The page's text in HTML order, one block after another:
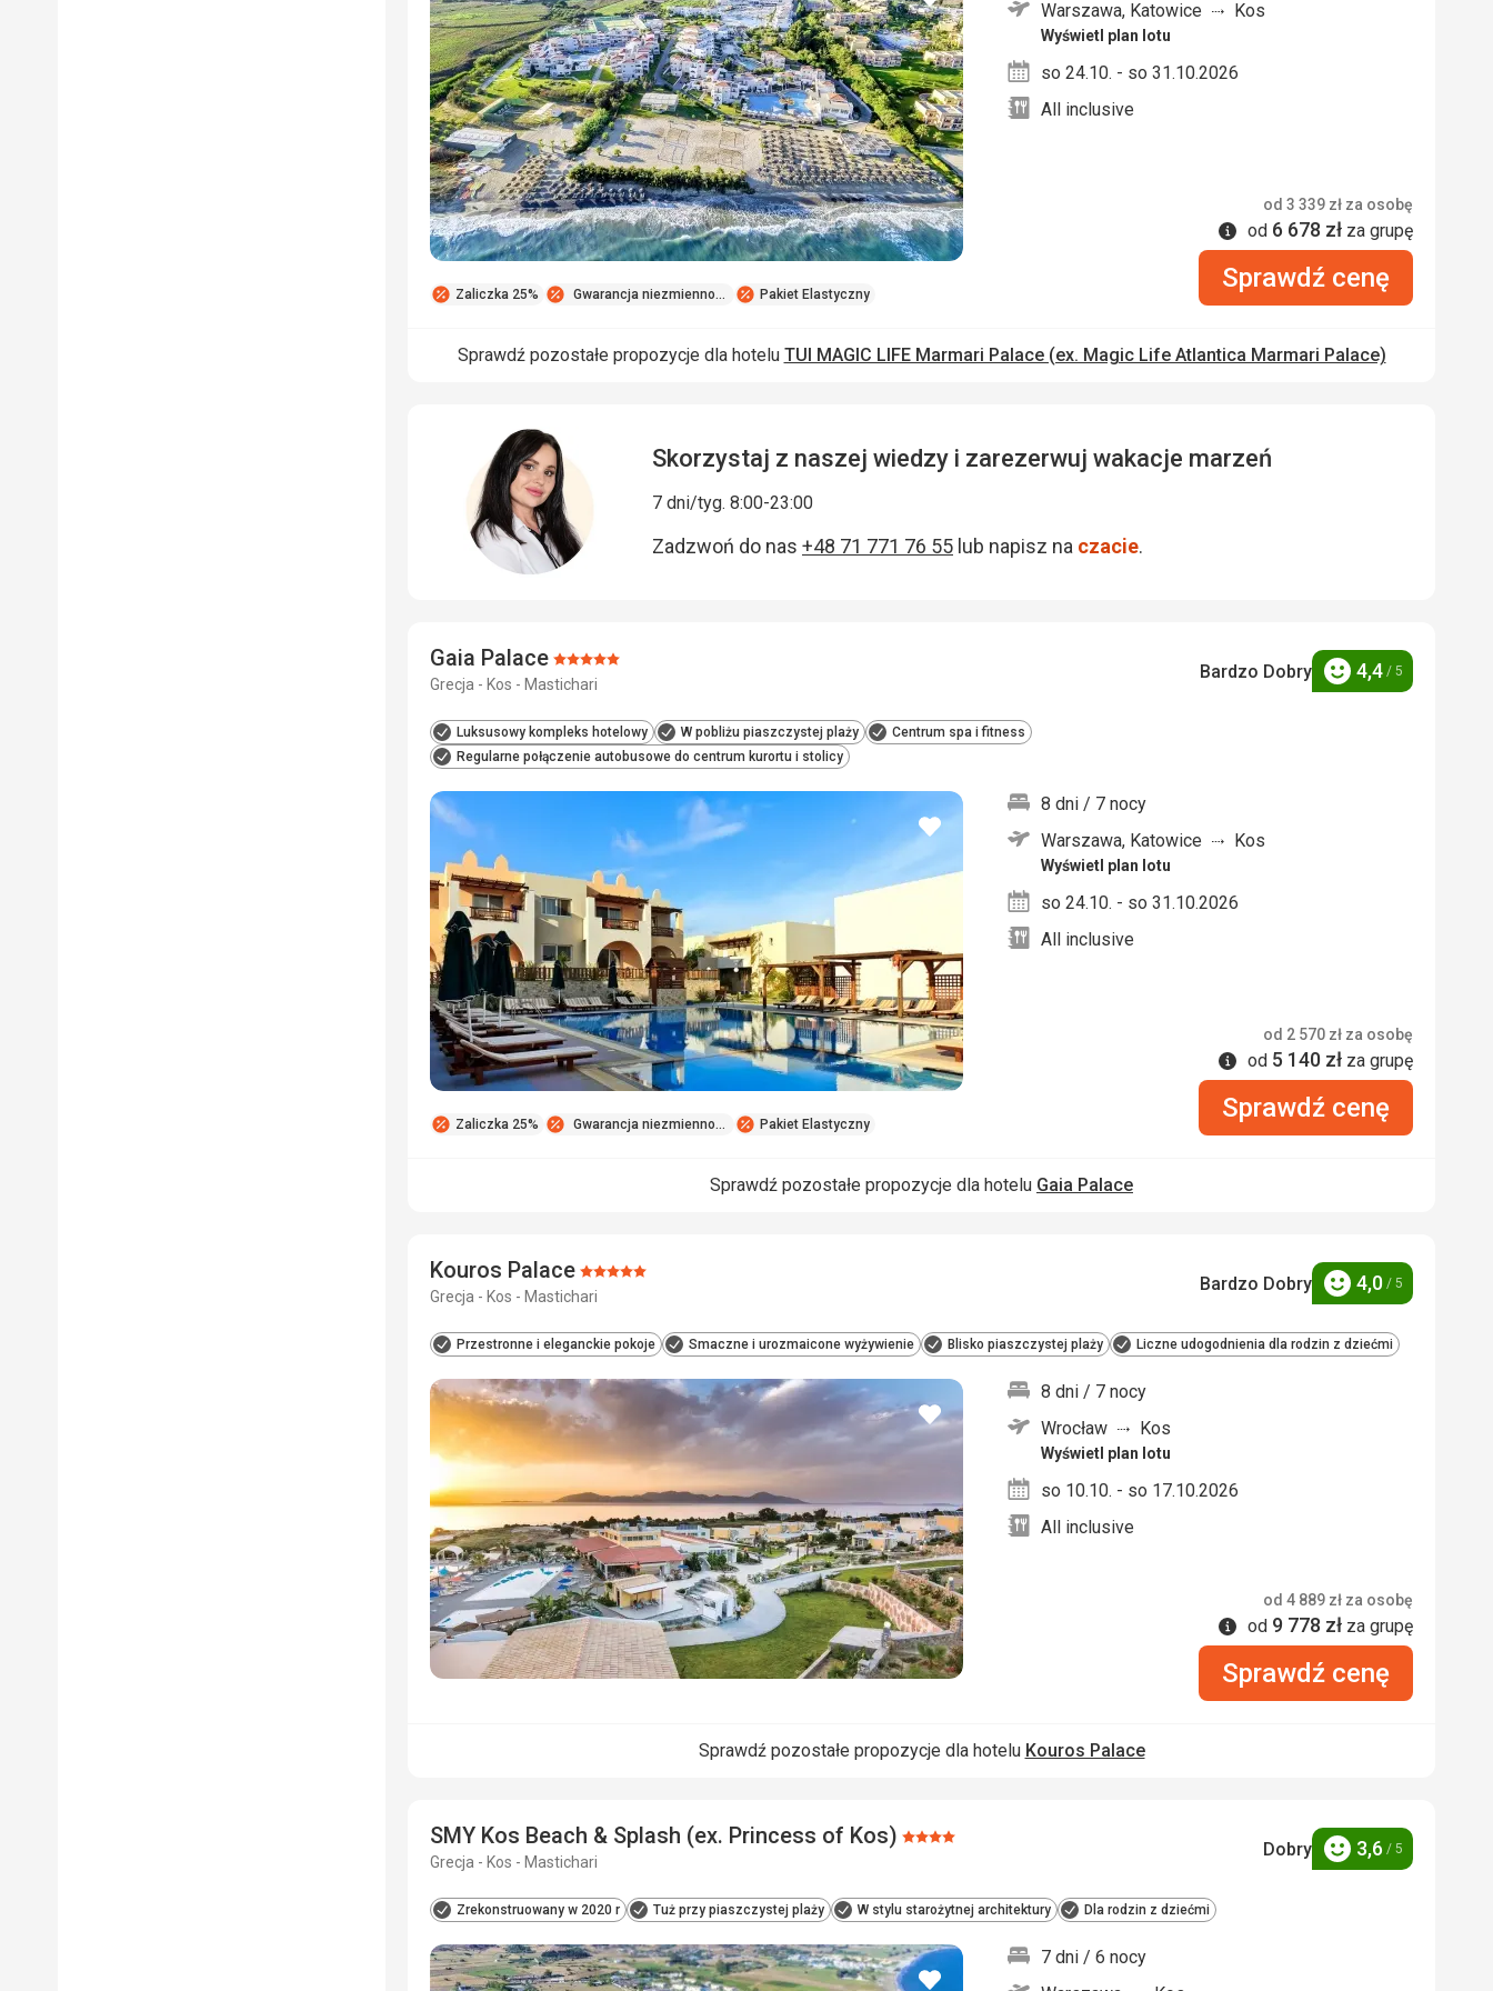
do
ulubionych
Zaliczka 25% Gwarancja niezmienności cenyPakiet Elastyczny
Warszawa, Katowice
Kos
Wyświetl plan lotu
so 24.10. - so 31.10.2026
All inclusive
od 3 339 zł za osobę
Informacje
od 6 678 zł za grupę
Sprawdź cenę
Sprawdź pozostałe propozycje dla hotelu TUI MAGIC LIFE Marmari Palace (ex. Magic Life Atlantica Marmari Palace)
Skorzystaj z naszej wiedzy i zarezerwuj wakacje marzeń
7 dni/tyg. 8:00-23:00
Zadzwoń do nas +48 71 771 76 55 lub napisz na czacie.
Gaia Palace Ocena:
5/5
Grecja - Kos - Mastichari
Bardzo Dobry Ocena
4,4 / 5
Luksusowy kompleks hotelowy W pobliżu piaszczystej plaży
Centrum spa i fitness
Regularne połączenie autobusowe do centrum kurortu i stolicy
dodaj
Zaliczka 25% Gwarancja niezmienności cenyPakiet Elastyczny
8 dni / 7 nocy
Warszawa, Katowice
Kos
Wyświetl plan lotu
so 24.10. - so 31.10.2026
All inclusive
od 2 570 zł za osobę
Informacje
od 5 140 zł za grupę
Sprawdź cenę
Sprawdź pozostałe propozycje dla hotelu Gaia Palace
Kouros Palace Ocena:
5/5
Grecja - Kos - Mastichari
Bardzo Dobry Ocena
4,0 / 5
Przestronne i eleganckie pokoje Smaczne i urozmaicone wyżywienie Blisko piaszczystej plaży Liczne udogodnienia dla rodzin z dziećmi
dodaj
do
ulubionych
8 dni / 7 nocy
Wrocław
Kos
Wyświetl plan lotu
so 10.10. - so 17.10.2026
All inclusive
od 4 889 zł za osobę
Informacje
od 9 778 zł za grupę
Sprawdź cenę
Sprawdź pozostałe propozycje dla hotelu Kouros Palace
SMY Kos Beach & Splash (ex. Princess of Kos) Ocena:
Grecja - Kos - Mastichari
Dobry Ocena
3,6 / 5
Zrekonstruowany w 2020 r Tuż przy piaszczystej plaży W stylu starożytnej architektury Dla rodzin z dziećmi
dodaj
7 dni / 6 nocy